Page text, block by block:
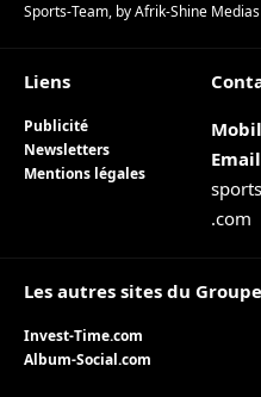
Sports-Team, byAfrik-Shine
Liens
Publicité
Newsletters
Mentions légales
.com
Les autres sites du Groupe
Invest-Time.com
Album-Social.com